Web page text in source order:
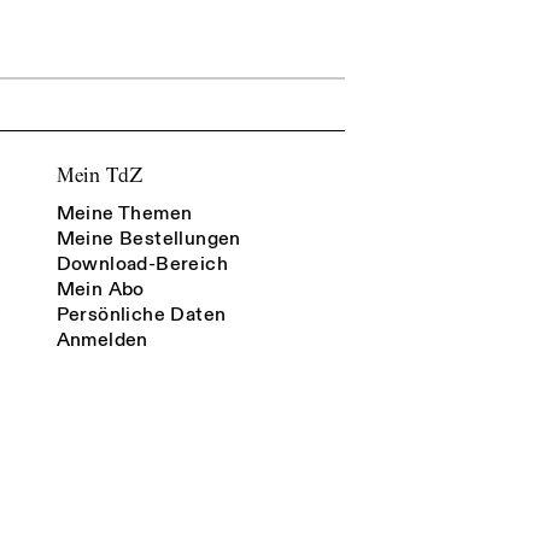
Mein TdZ
Meine Themen
Meine Bestellungen
Download-Bereich
Mein Abo
Persönliche Daten
Anmelden